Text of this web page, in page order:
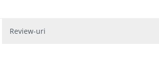
Review-uri